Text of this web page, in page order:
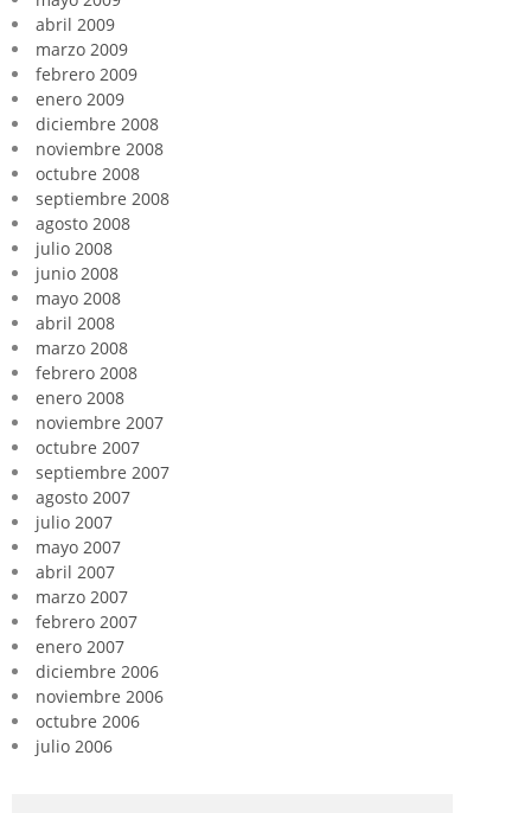
abril 2009
marzo 2009
febrero 2009
enero 2009
diciembre 2008
noviembre 2008
octubre 2008
septiembre 2008
agosto 2008
julio 2008
junio 2008
mayo 2008
abril 2008
marzo 2008
febrero 2008
enero 2008
noviembre 2007
octubre 2007
septiembre 2007
agosto 2007
julio 2007
mayo 2007
abril 2007
marzo 2007
febrero 2007
enero 2007
diciembre 2006
noviembre 2006
octubre 2006
julio 2006